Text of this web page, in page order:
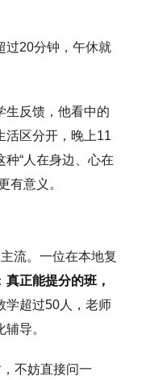
过20分钟，午休就
生反馈，他看中的
活区分开，晚上11
“人在身边、心在
有意义。
流。一位在本地复
真正能提分的班，
学超过50人，老师
导。
不妨直接问一